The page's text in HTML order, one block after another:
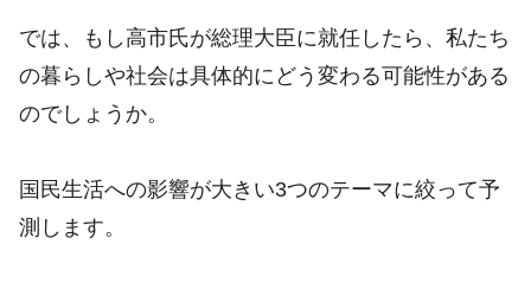
では、もし高市氏が総理大臣に就任したら、私たち
の暮らしや社会は具体的にどう変わる可能性がある
のでしょうか。
国民生活への影響が大きい3つのテーマに絞って予
測します。